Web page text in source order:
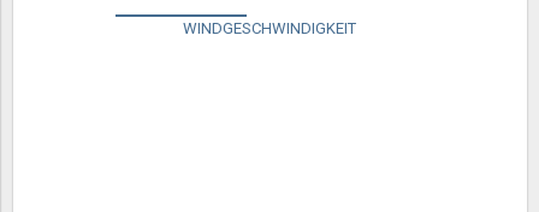
WINDGESCHWINDIGKEIT